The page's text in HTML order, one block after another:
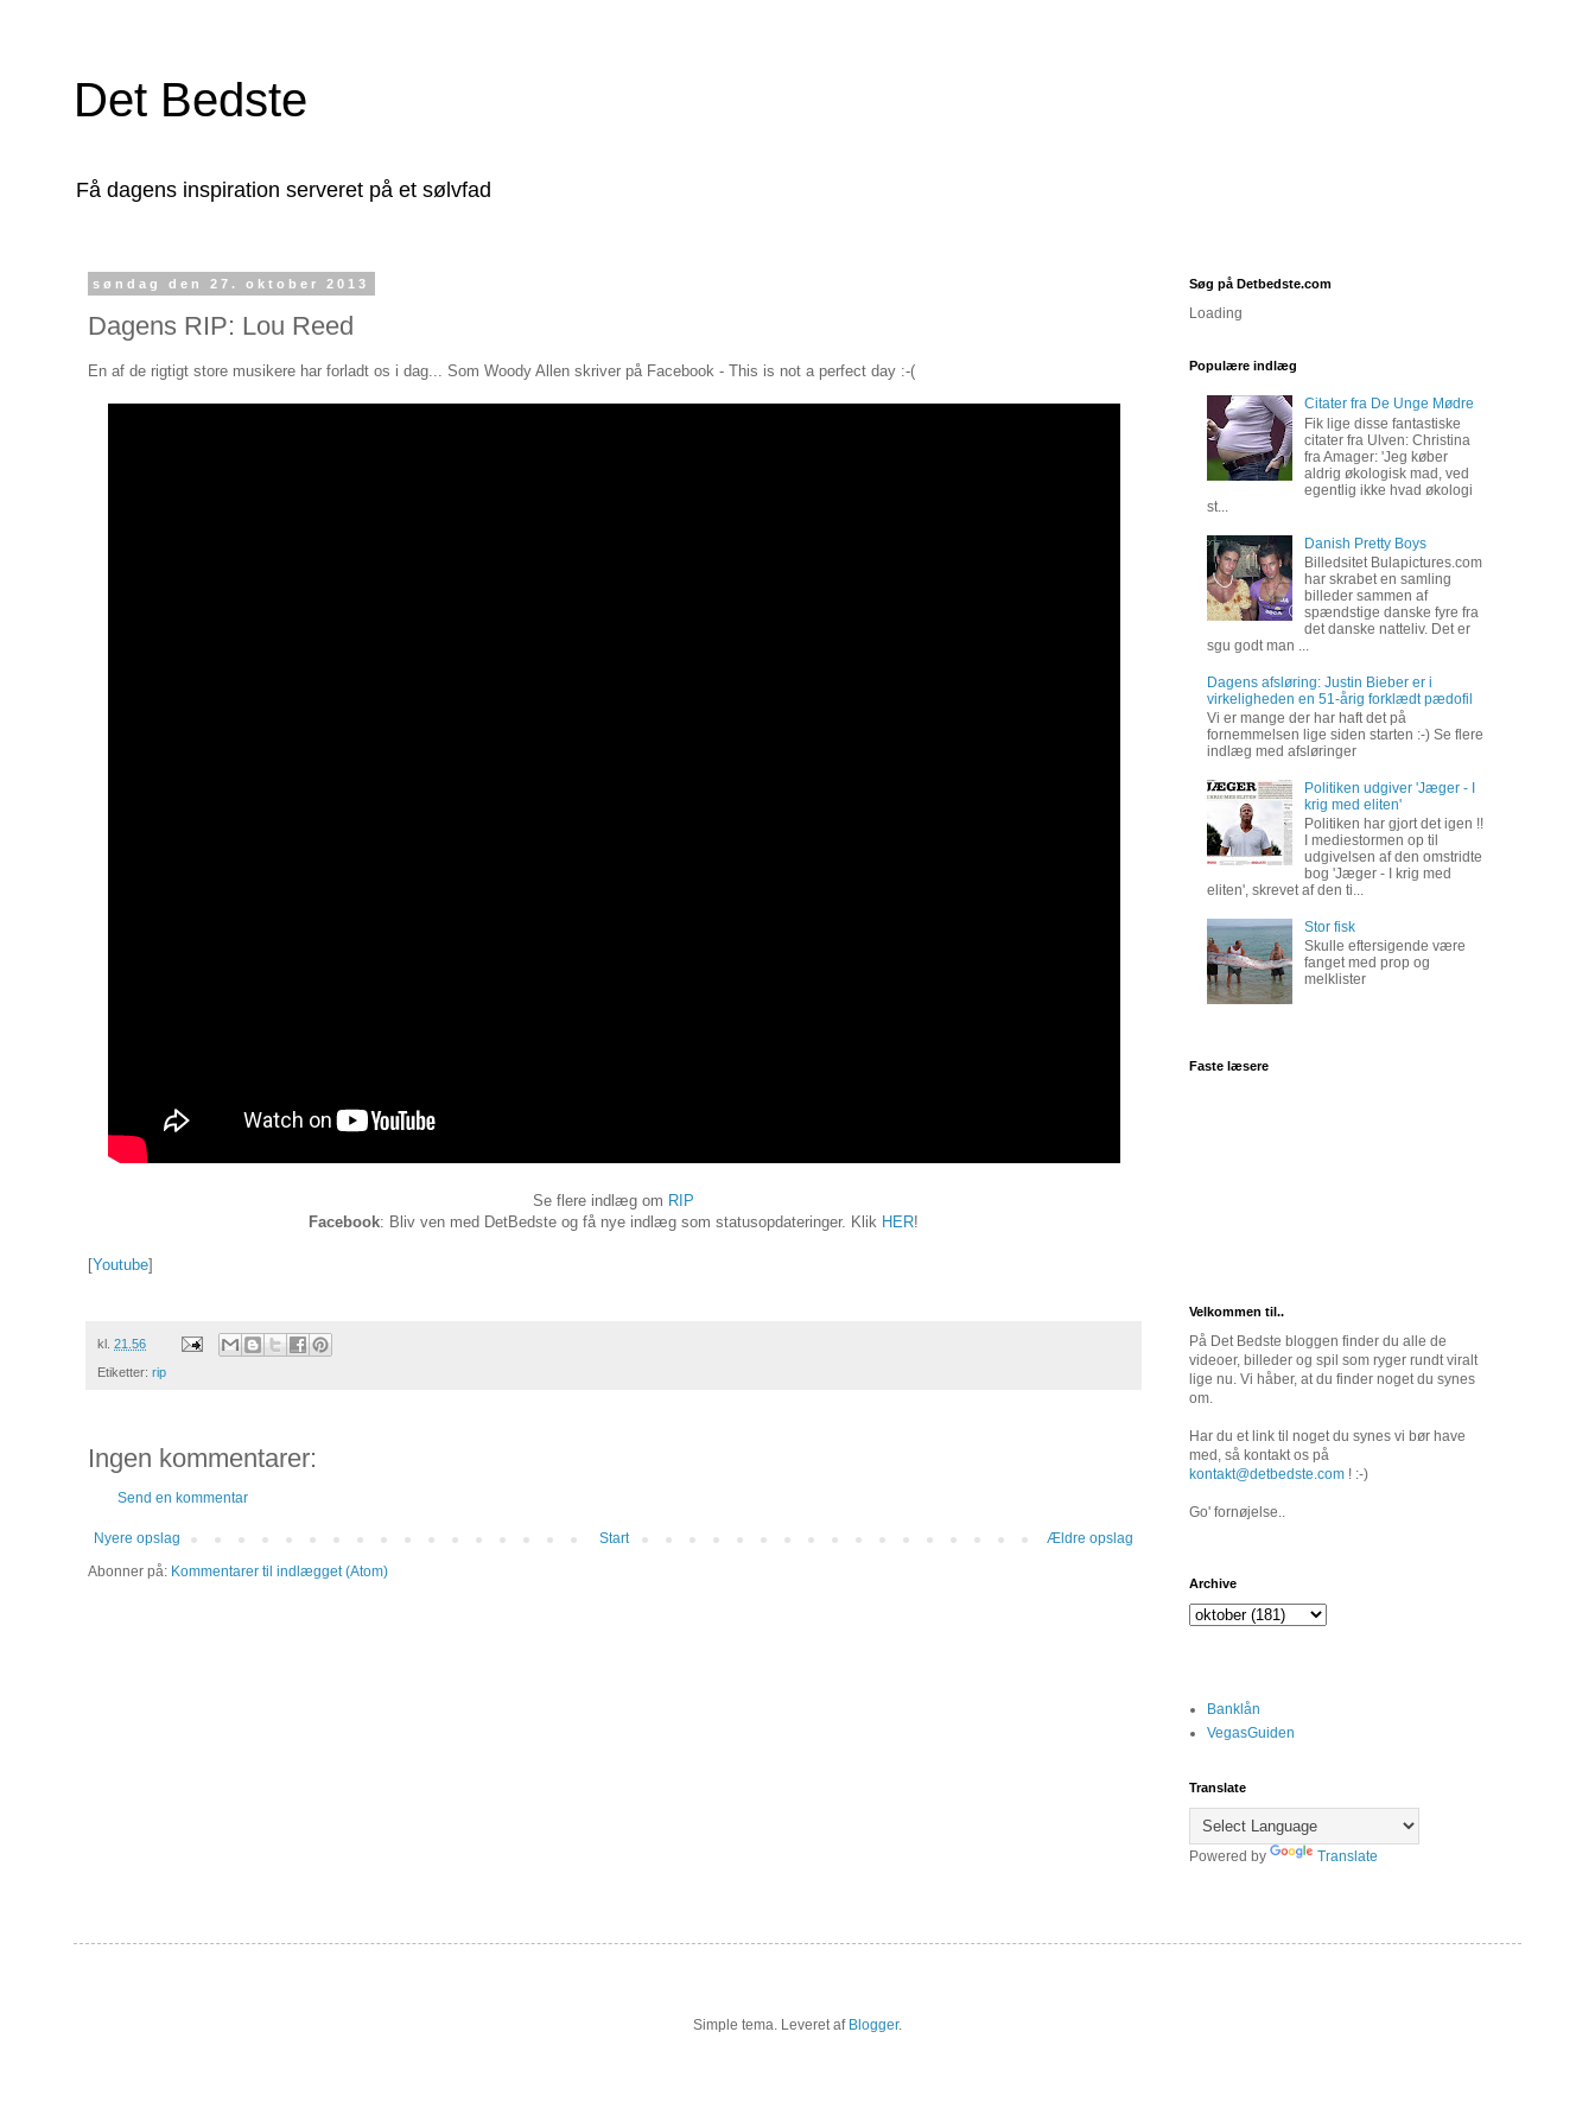
Det Bedste
Få dagens inspiration serveret på et sølvfad
søndag den 27. oktober 2013
Dagens RIP: Lou Reed
En af de rigtigt store musikere har forladt os i dag... Som Woody Allen skriver på Facebook - This is not a perfect day :-(
Se flere indlæg om RIP
Facebook: Bliv ven med DetBedste og få nye indlæg som statusopdateringer. Klik HER!
[Youtube]
kl. 21.56
Etiketter: rip
Ingen kommentarer:
Send en kommentar
Nyere opslag Ældre opslag
Start
Abonner på: Kommentarer til indlægget (Atom)
Søg på Detbedste.com
Loading
Populære indlæg
Citater fra De Unge Mødre
Fik lige disse fantastiske
citater fra Ulven: Christina
fra Amager: 'Jeg køber
aldrig økologisk mad, ved
egentlig ikke hvad økologi
st...
Danish Pretty Boys
Billedsitet Bulapictures.com
har skrabet en samling
billeder sammen af
spændstige danske fyre fra
det danske natteliv. Det er
sgu godt man ...
Dagens afsløring: Justin Bieber er i
virkeligheden en 51-årig forklædt pædofil
Vi er mange der har haft det på
fornemmelsen lige siden starten :-) Se flere
indlæg med afsløringer
Politiken udgiver 'Jæger - I
krig med eliten'
Politiken har gjort det igen !!
I mediestormen op til
udgivelsen af den omstridte
bog 'Jæger - I krig med
eliten', skrevet af den ti...
Stor fisk
Skulle eftersigende være
fanget med prop og
melklister
Faste læsere
Velkommen til..
På Det Bedste bloggen finder du alle de
videoer, billeder og spil som ryger rundt viralt
lige nu. Vi håber, at du finder noget du synes
om.
Har du et link til noget du synes vi bør have
med, så kontakt os på
kontakt@detbedste.com ! :-)
Go' fornøjelse..
Archive
Banklån
VegasGuiden
Translate
Powered by Translate
Simple tema. Leveret af Blogger.